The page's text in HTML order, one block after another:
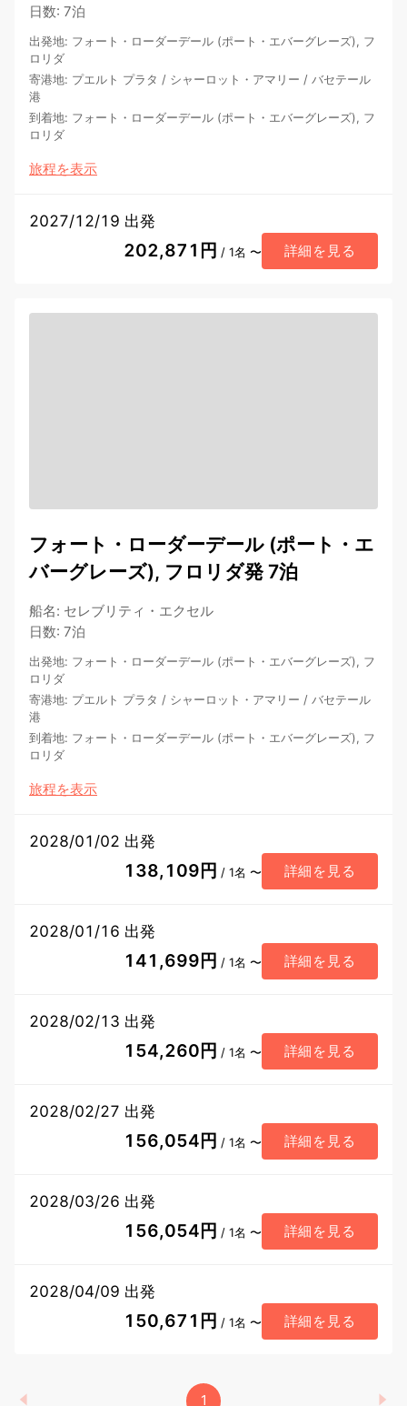
日数: 7泊
出発地: フォート・ローダーデール (ポート・エバーグレーズ), フ
ロリダ
寄港地: プエルト プラタ / シャーロット・アマリー / バセテール
港
到着地: フォート・ローダーデール (ポート・エバーグレーズ), フ
ロリダ
旅程を表示
2027/12/19 出発
202,871円 / 1名 〜 詳細を見る
フォート・ローダーデール (ポート・エ
バーグレーズ), フロリダ発 7泊
船名: セレブリティ・エクセル
日数: 7泊
出発地: フォート・ローダーデール (ポート・エバーグレーズ), フ
ロリダ
寄港地: プエルト プラタ / シャーロット・アマリー / バセテール
港
到着地: フォート・ローダーデール (ポート・エバーグレーズ), フ
ロリダ
旅程を表示
2028/01/02 出発
138,109円 / 1名 〜 詳細を見る
2028/01/16 出発
141,699円 / 1名 〜 詳細を見る
2028/02/13 出発
154,260円 / 1名 〜 詳細を見る
2028/02/27 出発
156,054円 / 1名 〜 詳細を見る
2028/03/26 出発
156,054円 / 1名 〜 詳細を見る
2028/04/09 出発
150,671円 / 1名 〜 詳細を見る
1